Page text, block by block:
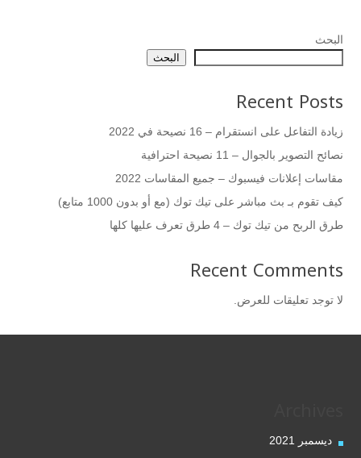
البحث
البحث
Recent Posts
زيادة التفاعل على انستقرام – 16 نصيحة في 2022
نصائح التصوير بالجوال – 11 نصيحة احترافية
مقاسات إعلانات فيسبوك – جميع المقاسات 2022
كيف تقوم بـ بث مباشر على تيك توك (مع أو بدون 1000 متابع)
طرق الربح من تيك توك – 4 طرق تعرف عليها كلها
Recent Comments
لا توجد تعليقات للعرض.
ديسمبر 2021